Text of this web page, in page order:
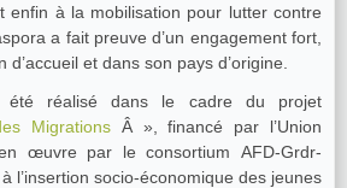
enfin à la mobilisation pour lutter contre
a fait preuve d’un engagement fort,
et dans son pays d’origine.
été réalisé dans le cadre du projet
Migrations Â », financé par l’Union
œuvre par le consortium AFD-Grdr-
l’insertion socio-économique des jeunes